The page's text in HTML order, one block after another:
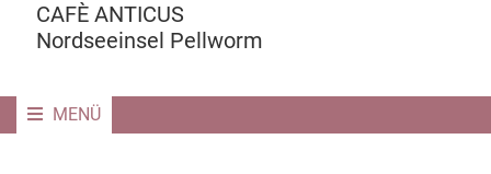
CAFÈ ANTICUS
Nordseeinsel Pellworm
MENÜ